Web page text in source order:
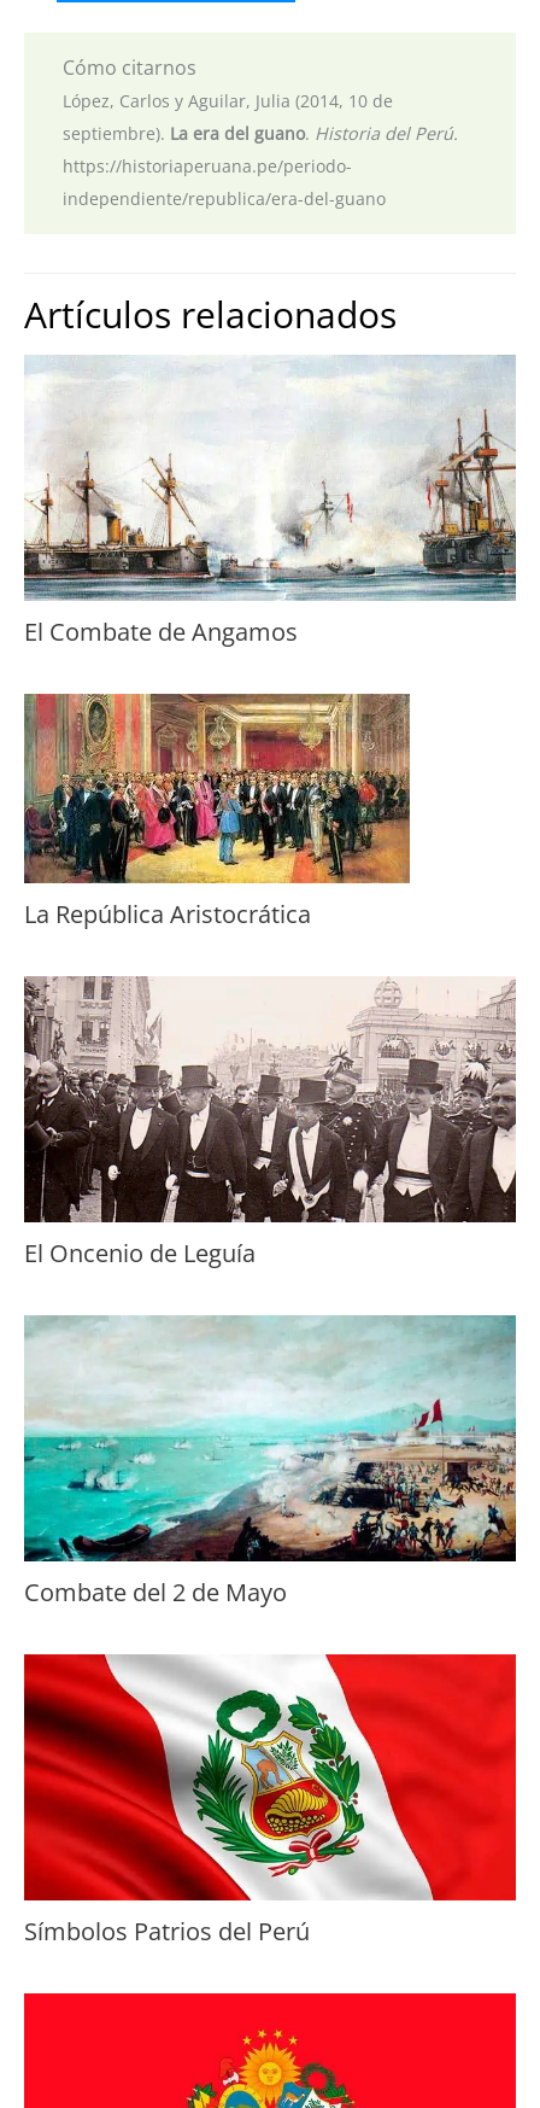
Cómo citarnos
López, Carlos y Aguilar, Julia (2014, 10 de
septiembre). La era del guano. Historia del Perú.
https://historiaperuana.pe/periodo-
independiente/republica/era-del-guano
Artículos relacionados
El Combate de Angamos
La República Aristocrática
El Oncenio de Leguía
Combate del 2 de Mayo
Símbolos Patrios del Perú